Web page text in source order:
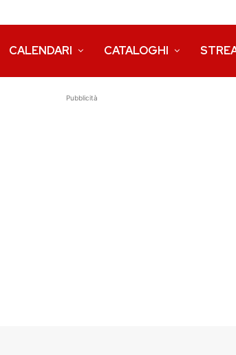
CALENDARI CATALOGHI
Pubblicità